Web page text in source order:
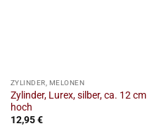
ZYLINDER, MELONEN
Zylinder, Lurex, silber, ca. 12 cm
hoch
12,95€